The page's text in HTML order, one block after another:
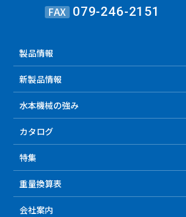
FAX 079-246-2151
製品情報
新製品情報
水本機械の強み
カタログ
特集
重量換算表
会社案内